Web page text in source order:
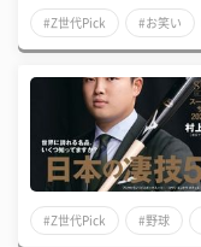
#Z世代Pick #お笑い
#Z世代Pick #野球